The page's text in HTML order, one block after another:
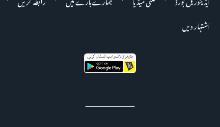
اشتہار دیں